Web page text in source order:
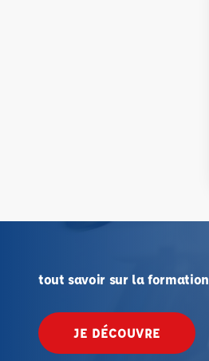
tout savoir sur la formation
JE DÉCOUVRE